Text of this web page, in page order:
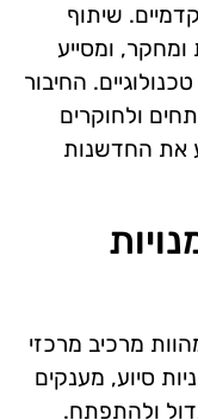
שיתוף
ומסייע
החיבור
ולחוקרים
את החדשנות
מרכיב מרכזי
סיוע, מענקים
ולהתפתח.